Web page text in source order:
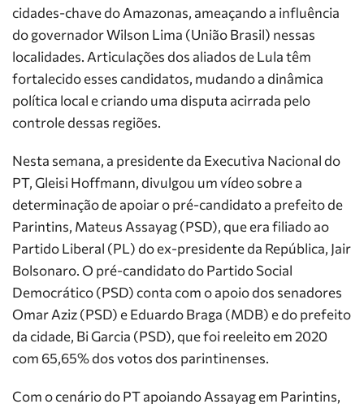
cidades-chave do Amazonas, ameaçando a influência
do governador Wilson Lima (União Brasil) nessas
localidades. Articulações dos aliados de Lula têm
fortalecido esses candidatos, mudando a dinâmica
política local e criando uma disputa acirrada pelo
controle dessas regiões.
Nesta semana, a presidente da Executiva Nacional do
PT, Gleisi Hoffmann, divulgou um vídeo sobre a
determinação de apoiar o pré-candidato a prefeito de
Parintins, Mateus Assayag (PSD), que era filiado ao
Partido Liberal (PL) do ex-presidente da República, Jair
Bolsonaro. O pré-candidato do Partido Social
Democrático (PSD) conta com o apoio dos senadores
Omar Aziz (PSD) e Eduardo Braga (MDB) e do prefeito
da cidade, Bi Garcia (PSD), que foi reeleito em 2020
com 65,65% dos votos dos parintinenses.
Com o cenário do PT apoiando Assayag em Parintins,